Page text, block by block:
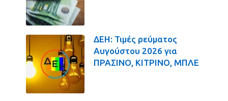
ΔΕΗ: Τιμές ρεύματος
Αυγούστου 2026 για
ΠΡΑΣΙΝΟ, ΚΙΤΡΙΝΟ, ΜΠΛΕ